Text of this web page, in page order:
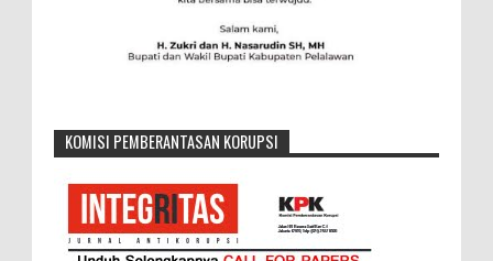
KOMISI PEMBERANTASAN KORUPSI